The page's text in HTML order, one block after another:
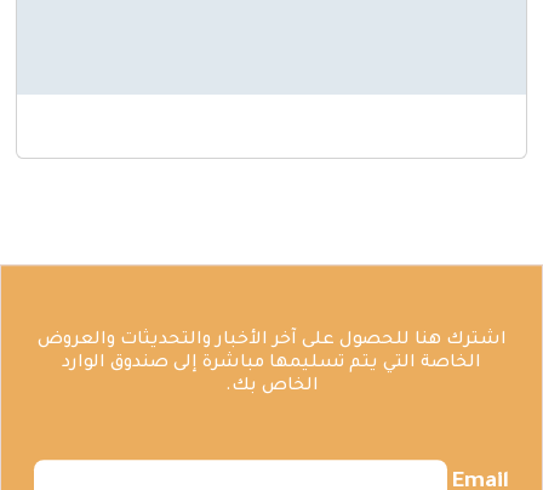
اشترك هنا للحصول على آخر الأخبار والتحديثات والعروض
الخاصة التي يتم تسليمها مباشرة إلى صندوق الوارد
الخاص بك.
Email